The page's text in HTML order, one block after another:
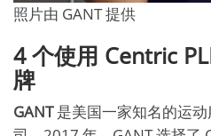
照片由 GANT 提供
4 个使用 Centric
牌
GANT是美国一家知名的运